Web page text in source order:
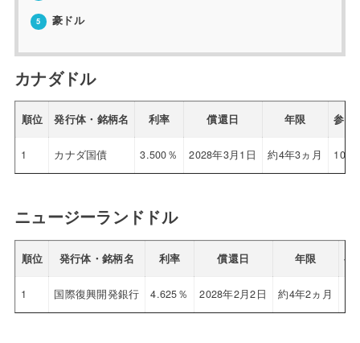
5 豪ドル
カナダドル
順位 発行体・銘柄名 利率 償還日 年限 参考
1 カナダ国債 3.500％ 2028年3月1日 約4年3ヵ月
ニュージーランドドル
順位 発行体・銘柄名 利率 償還日 年限 参
1 国際復興開発銀行 4.625％ 2028年2月2日 約4年2ヵ月